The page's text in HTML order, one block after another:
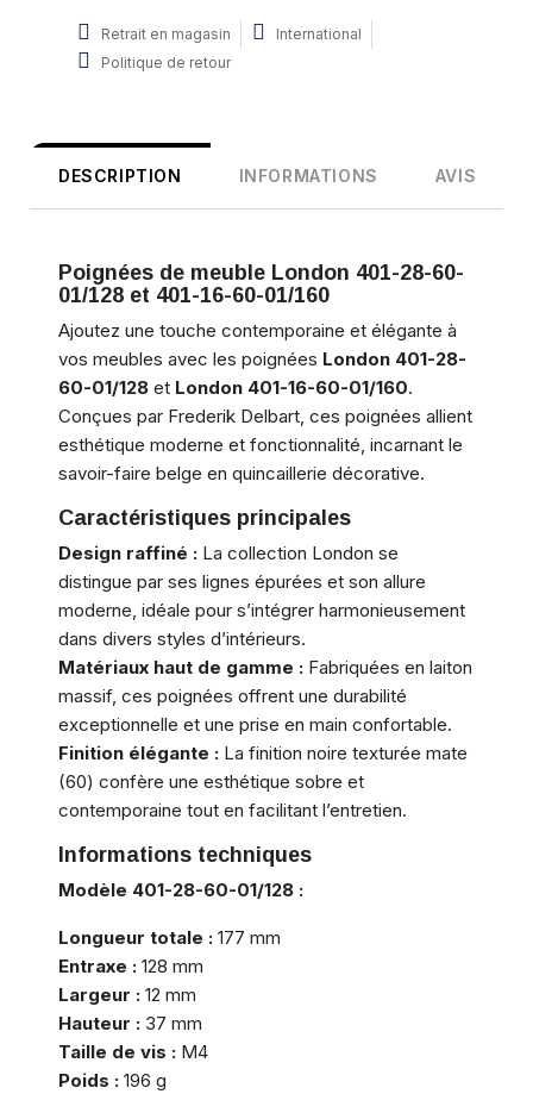
Retrait en magasin
International
Politique de retour
DESCRIPTION INFORMATIONS AVIS
Poignées de meuble London 401-28-60-
01/128 et 401-16-60-01/160
Ajoutez une touche contemporaine et élégante à
vos meubles avec les poignées London 401-28-
60-01/128 et London 401-16-60-01/160.
Conçues par Frederik Delbart, ces poignées allient
esthétique moderne et fonctionnalité, incarnant le
savoir-faire belge en quincaillerie décorative.
Caractéristiques principales
Design raffiné : La collection London se
distingue par ses lignes épurées et son allure
moderne, idéale pour s’intégrer harmonieusement
dans divers styles d’intérieurs.
Matériaux haut de gamme : Fabriquées en laiton
massif, ces poignées offrent une durabilité
exceptionnelle et une prise en main confortable.
Finition élégante : La finition noire texturée mate
(60) confère une esthétique sobre et
contemporaine tout en facilitant l’entretien.
Informations techniques
Modèle 401-28-60-01/128 :
Longueur totale : 177 mm
Entraxe : 128 mm
Largeur : 12 mm
Hauteur : 37 mm
Taille de vis : M4
Poids : 196 g